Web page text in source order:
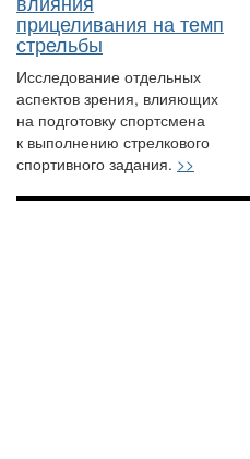
прицеливания на темп
стрельбы
Исследование отдельных
аспектов зрения, влияющих
на подготовку спортсмена
к выполнению стрелкового
спортивного задания. >>